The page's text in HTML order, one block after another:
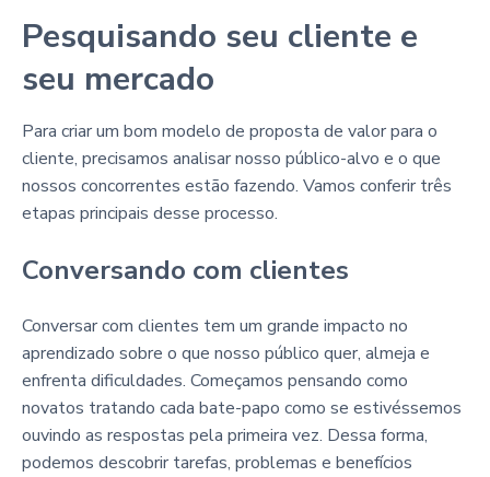
Pesquisando seu cliente e
seu mercado
Para criar um bom modelo de proposta de valor para o
cliente, precisamos analisar nosso público-alvo e o que
nossos concorrentes estão fazendo. Vamos conferir três
etapas principais desse processo.
Conversando com clientes
Conversar com clientes tem um grande impacto no
aprendizado sobre o que nosso público quer, almeja e
enfrenta dificuldades. Começamos pensando como
novatos tratando cada bate-papo como se estivéssemos
ouvindo as respostas pela primeira vez. Dessa forma,
podemos descobrir tarefas, problemas e benefícios